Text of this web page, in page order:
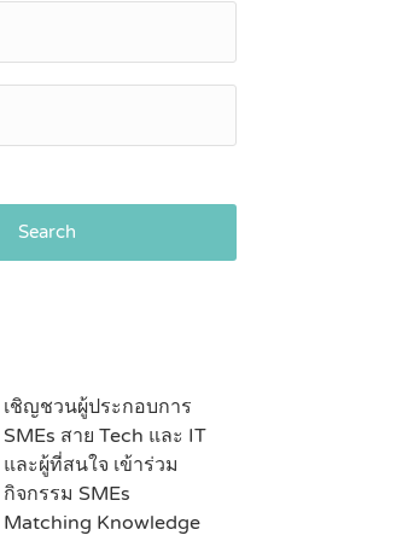
Search
เชิญชวนผู้ประกอบการ
SMEs สาย Tech และ IT
และผู้ที่สนใจ เข้าร่วม
กิจกรรม SMEs
Matching Knowledge